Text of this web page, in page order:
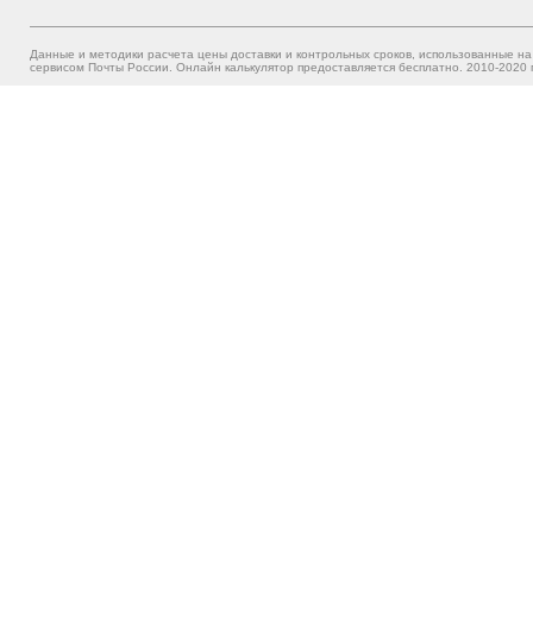
Данные и методики расчета цены доставки и контрольных сроков, использованные
сервисом Почты России. Онлайн калькулятор предоставляется бесплатно. 2010-2020